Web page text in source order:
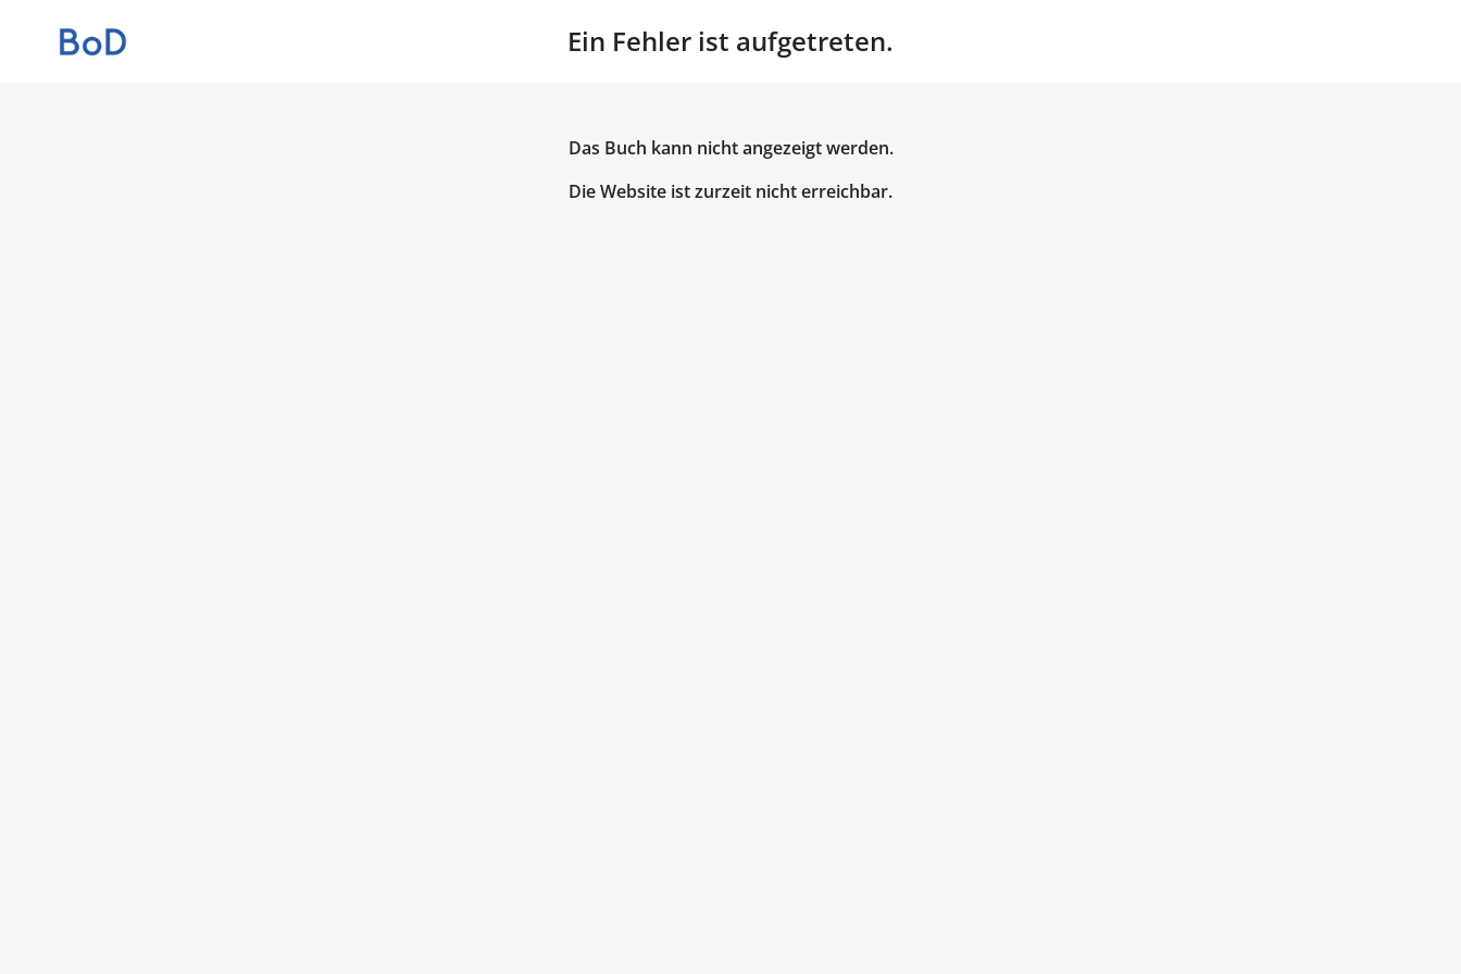
Ein Fehler ist aufgetreten.
Das Buch kann nicht angezeigt werden.
Die Website ist zurzeit nicht erreichbar.